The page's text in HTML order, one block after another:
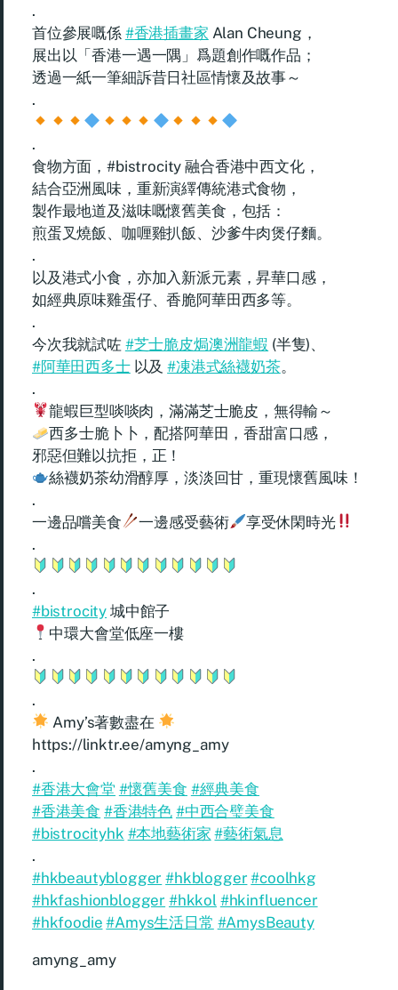
.
首位參展嘅係 #香港插畫家 Alan Cheung，
展出以「香港一遇一隅」爲題創作嘅作品；
透過一紙一筆細訴昔日社區情懷及故事～
.
.
食物方面，#bistrocity 融合香港中西文化，
結合亞洲風味，重新演繹傳統港式食物，
製作最地道及滋味嘅懷舊美食，包括：
煎蛋叉燒飯、咖喱雞扒飯、沙爹牛肉煲仔麵。
.
以及港式小食，亦加入新派元素，昇華口感，
如經典原味雞蛋仔、香脆阿華田西多等。
.
今次我就試咗 #芝士脆皮焗澳洲龍蝦 (半隻)、
#阿華田西多士以及#凍港式絲襪奶茶。
.
龍蝦巨型啖啖肉，滿滿芝士脆皮，無得輸～
西多士脆卜卜，配搭阿華田，香甜富口感，
邪惡但難以抗拒，正！
絲襪奶茶幼滑醇厚，淡淡回甘，重現懷舊風味！
.
一邊品嚐美食
一邊感受藝術
享受休閑時光
.
.
#bistrocity 城中館子
中環大會堂低座一樓
.
.
Amy’s著數盡在
https://linktr.ee/amyng_amy
.
#香港大會堂 #懷舊美食 #經典美食
#香港美食 #香港特色 #中西合璧美食
#bistrocityhk #本地藝術家 #藝術氣息
.
#hkbeautyblogger #hkblogger #coolhkg
#hkfashionblogger #hkkol #hkinfluencer
#hkfoodie #Amys生活日常 #AmysBeauty
amyng_amy